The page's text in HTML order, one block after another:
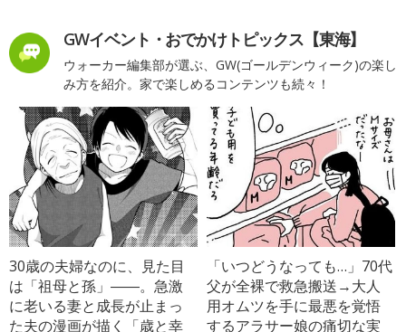
GWイベント・おでかけトピックス【東海】
ウォーカー編集部が選ぶ、GW(ゴールデンウィーク)の楽し
み方を紹介。家で楽しめるコンテンツも続々！
30歳の夫婦なのに、見た目
は「祖母と孫」――。急激
に老いる妻と成長が止まっ
た夫の漫画が描く「歳と幸
「いつどうなっても…」70代
父が全裸で救急搬送→大人
用オムツを手に最悪を覚悟
するアラサー娘の痛切な実